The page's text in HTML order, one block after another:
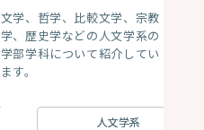
文学、哲学、比較文学、宗教
学、歴史学などの人文学系の
学部学科について紹介してい
ます。
人文学系